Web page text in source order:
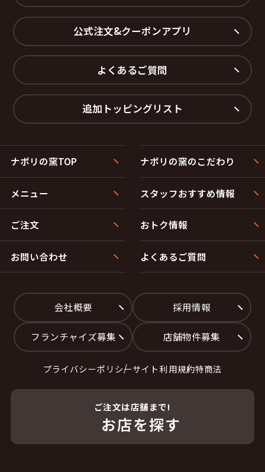
公式注文&クーポンアプリ
よくあるご質問
追加トッピングリスト
ナポリの窯TOP ナポリの窯のこだわり
メニュー スタッフおすすめ情報
ご注文 おトク情報
お問い合わせ よくあるご質問
会社概要 採用情報
フランチャイズ募集 店舗物件募集
プライバシーポリシーサイト利用規約特商法
ご注文は店舗まで!
お店を探す